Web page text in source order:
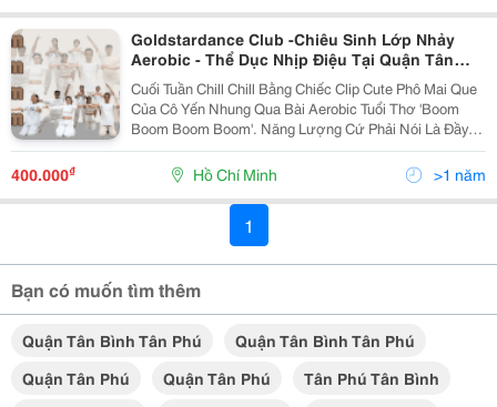
Goldstardance Club -Chiêu Sinh Lớp Nhảy
Aerobic - Thể Dục Nhịp Điệu Tại Quận Tân
Bình, Tân Phú, Quận 11,Quận 10, Lớp Nhảy
Hiện Đại Tháng 4-2025
Cuối Tuần Chill Chill Bằng Chiếc Clip Cute Phô Mai Que
Của Cô Yến Nhung Qua Bài Aerobic Tuổi Thơ 'Boom
Boom Boom Boom'. Năng Lượng Cứ Phải Nói Là Đầy
Bình, Nhanh Tay Nhanh Chân Mình Học Bài Này Nhiều
Khi Giảm Mấy Kí Mỡ Luôn Á Nha. Goldstardance...
400.000₫ Hồ Chí Minh >1 năm
1
Bạn có muốn tìm thêm
Quận Tân Bình Tân Phú
Quận Tân Bình Tân Phú
Quận Tân Phú
Quận Tân Phú
Tân Phú Tân Bình